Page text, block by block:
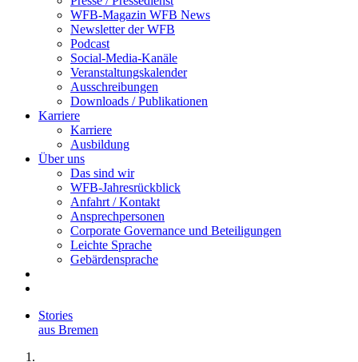
WFB-Magazin WFB News
Newsletter der WFB
Podcast
Social-Media-Kanäle
Veranstaltungskalender
Ausschreibungen
Downloads / Publikationen
Karriere
Karriere
Ausbildung
Über uns
Das sind wir
WFB-Jahresrückblick
Anfahrt / Kontakt
Ansprechpersonen
Corporate Governance und Beteiligungen
Leichte Sprache
Gebärdensprache
Stories
aus Bremen